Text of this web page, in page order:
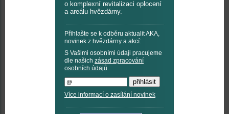
o komplexní revitalizaci oplocení
a areálu hvězdárny.
Přihlašte se k odběru aktualit AKA,
novinek z hvězdárny a akcí:
S Vašimi osobními údaji pracujeme
dle našich zásad zpracování
osobních údajů.
Více informací o zasílání novinek